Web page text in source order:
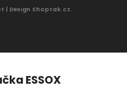
| Design Shoptak.cz.
ESSOX